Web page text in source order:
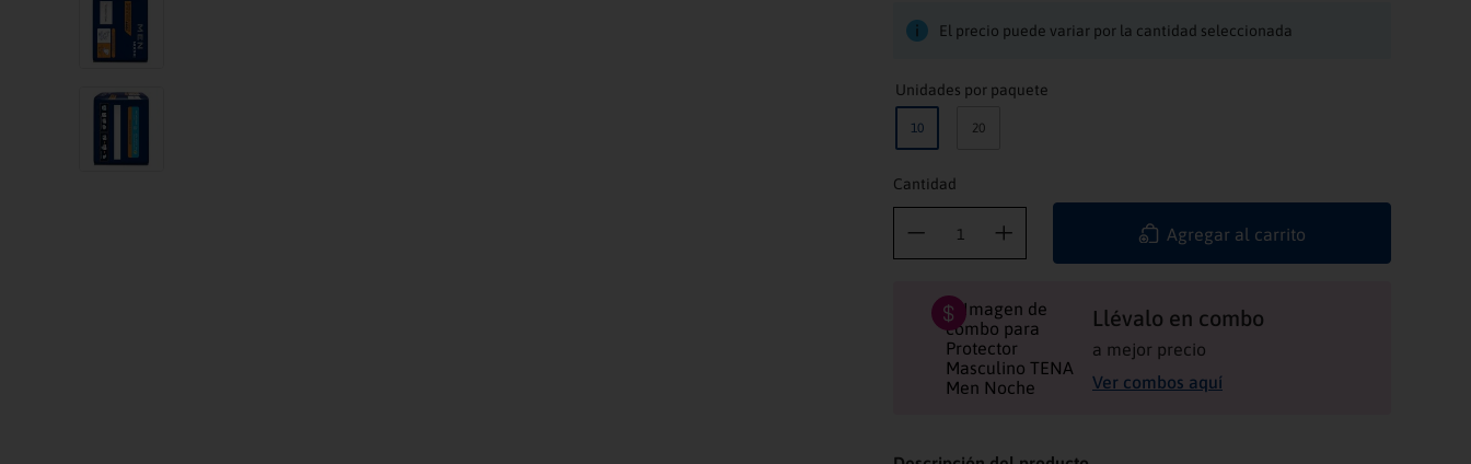
El precio puede variar por la cantidad seleccionada
10 20
Cantidad
Agregar al carrito
Llévalo en combo
a mejor precio
Ver combos aquí